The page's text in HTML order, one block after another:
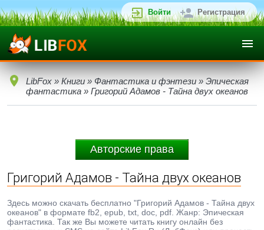
Войти Регистрация
LibFox » Книги » Фантастика и фэнтези » Эпическая
фантастика » Григорий Адамов - Тайна двух океанов
Авторские права
Григорий Адамов - Тайна двух океанов
Здесь можно скачать бесплатно "Григорий Адамов - Тайна двух
океанов" в формате fb2, epub, txt, doc, pdf. Жанр: Эпическая
фантастика. Так же Вы можете читать книгу онлайн без